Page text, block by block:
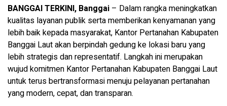
BANGGAI TERKINI, Banggai – Dalam rangka meningkatkan
kualitas layanan publik serta memberikan kenyamanan yang
lebih baik kepada masyarakat, Kantor Pertanahan Kabupaten
Banggai Laut akan berpindah gedung ke lokasi baru yang
lebih strategis dan representatif. Langkah ini merupakan
wujud komitmen Kantor Pertanahan Kabupaten Banggai Laut
untuk terus bertransformasi menuju pelayanan pertanahan
yang modern, cepat, dan transparan.